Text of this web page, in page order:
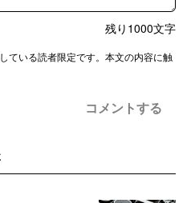
残り 1000文字
ている読者限定です。本文の内容に触
コメントする